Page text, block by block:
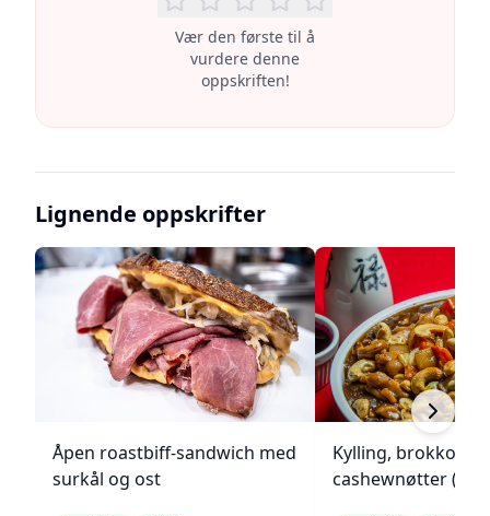
Vær den første til å
vurdere denne
oppskriften!
Lignende oppskrifter
Åpen roastbiff-sandwich med
surkål og ost
Kylling, brokkoli og
cashewnøtter